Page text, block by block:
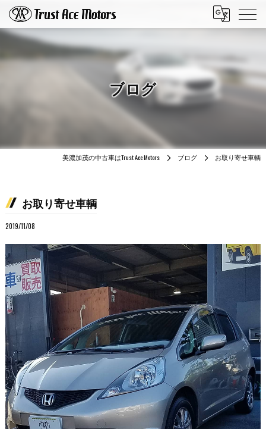
ブログ
美濃加茂の中古車はTrust Ace Motors ブログ お取り寄せ車輌
お取り寄せ車輌
2019/11/08